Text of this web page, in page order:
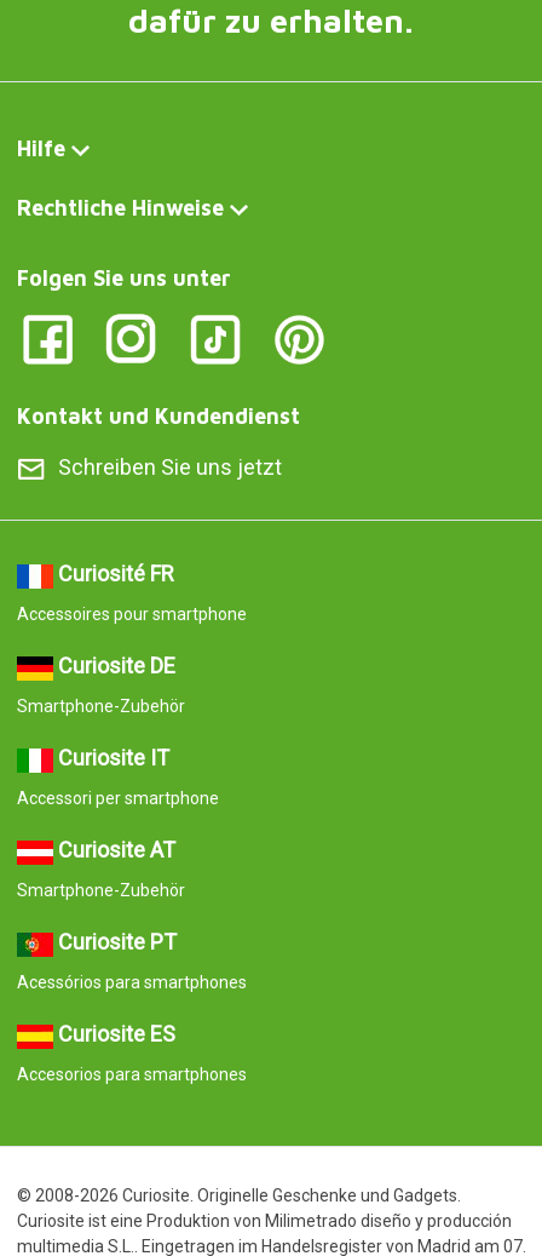
dafür zu erhalten.
Hilfe
Rechtliche Hinweise
Folgen Sie uns unter
Kontakt und Kundendienst
Schreiben Sie uns jetzt
Curiosité FR
Accessoires pour smartphone
Curiosite DE
Smartphone-Zubehör
Curiosite IT
Accessori per smartphone
Curiosite AT
Smartphone-Zubehör
Curiosite PT
Acessórios para smartphones
Curiosite ES
Accesorios para smartphones
© 2008-2026 Curiosite. Originelle Geschenke und Gadgets.
Curiosite ist eine Produktion von Milimetrado diseño y producción
multimedia S.L.. Eingetragen im Handelsregister von Madrid am 07.